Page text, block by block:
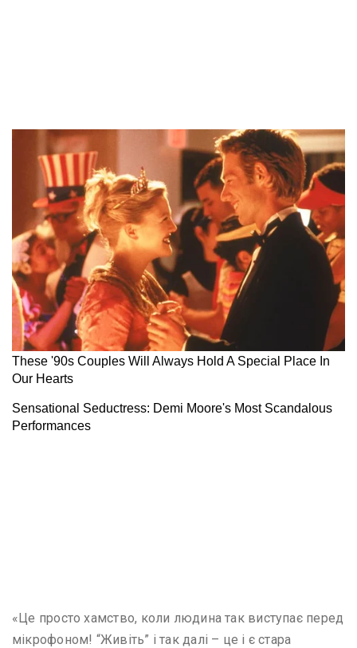
«Це просто хамство, коли людина так виступає перед
мікрофоном! “Живіть” і так далі – це і є стара